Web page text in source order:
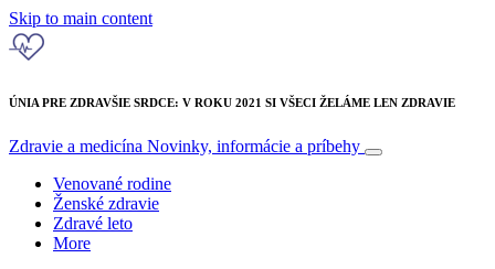
Skip to main content
ÚNIA PRE ZDRAVŠIE SRDCE: V ROKU 2021 SI VŠECI ŽELÁME LEN ZDRAVIE
Zdravie a medicína Novinky, informácie a príbehy
Venované rodine
Ženské zdravie
Zdravé leto
More